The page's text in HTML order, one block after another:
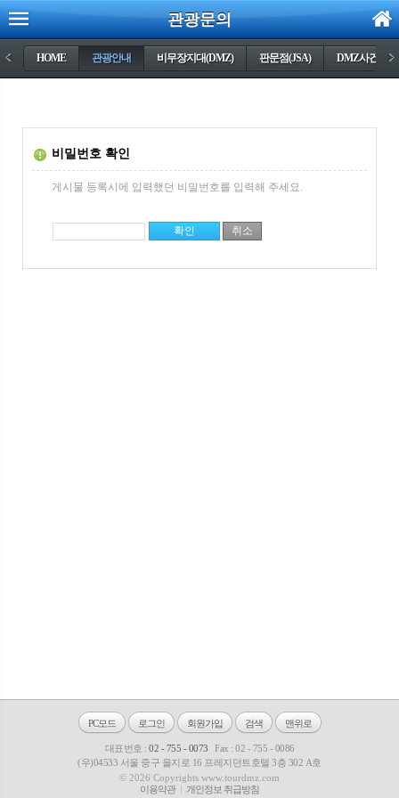
관광문의
< HOME 관광안내 비무장지대(DMZ) 판문점(JSA) DMZ사건들 >
비밀번호 확인
게시물 등록시에 입력했던 비밀번호를 입력해 주세요.
PC모드 로그인 회원가입 검색 맨위로
대표번호 : 02 - 755 - 0073
Fax : 02 - 755 - 0086
(우)04533 서울 중구 을지로 16 프레지던트호텔 3층 302 A호
© 2026 Copyrights www.tourdmz.com
이용약관
개인정보 취급방침